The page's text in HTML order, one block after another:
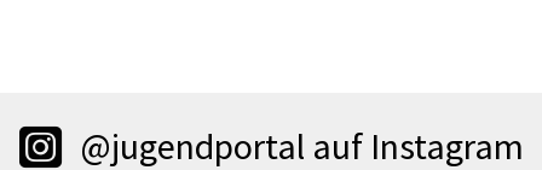
@jugendportal auf Instagram